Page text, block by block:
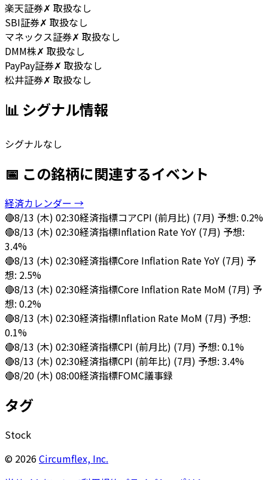
楽天証券✗ 取扱なし
SBI証券✗ 取扱なし
マネックス証券✗ 取扱なし
DMM株✗ 取扱なし
PayPay証券✗ 取扱なし
松井証券✗ 取扱なし
📊 シグナル情報
シグナルなし
📅 この銘柄に関連するイベント
経済カレンダー →
🔴8/13 (木) 02:30経済指標コアCPI (前月比) (7月) 予想: 0.2%
🔴8/13 (木) 02:30経済指標Inflation Rate YoY (7月) 予想:
3.4%
🔴8/13 (木) 02:30経済指標Core Inflation Rate YoY (7月) 予
想: 2.5%
🔴8/13 (木) 02:30経済指標Core Inflation Rate MoM (7月) 予
想: 0.2%
🔴8/13 (木) 02:30経済指標Inflation Rate MoM (7月) 予想:
0.1%
🔴8/13 (木) 02:30経済指標CPI (前月比) (7月) 予想: 0.1%
🔴8/13 (木) 02:30経済指標CPI (前年比) (7月) 予想: 3.4%
🔴8/20 (木) 08:00経済指標FOMC議事録
タグ
Stock
© 2026Circumflex, Inc.